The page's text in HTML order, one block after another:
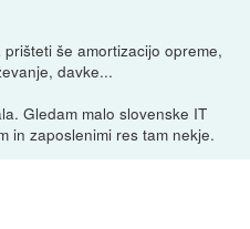
še amortizacijo opreme,
davke...
Gledam malo slovenske IT
in zaposlenimi res tam nekje.